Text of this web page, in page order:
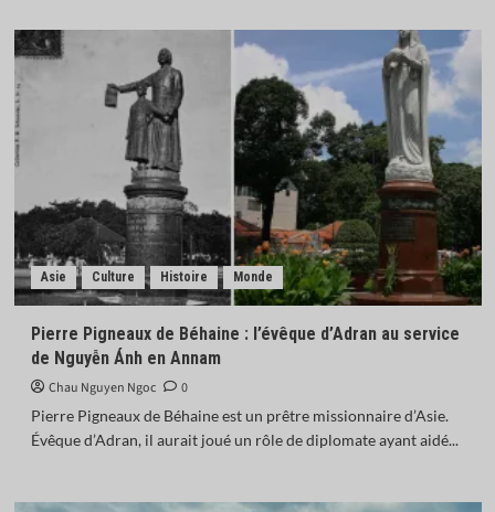
Asie Culture Histoire Monde
Pierre Pigneaux de Béhaine : l’évêque d’Adran au service
de Nguyễn Ánh en Annam
Chau Nguyen Ngoc
0
Pierre Pigneaux de Béhaine est un prêtre missionnaire d’Asie.
Évêque d’Adran, il aurait joué un rôle de diplomate ayant aidé...